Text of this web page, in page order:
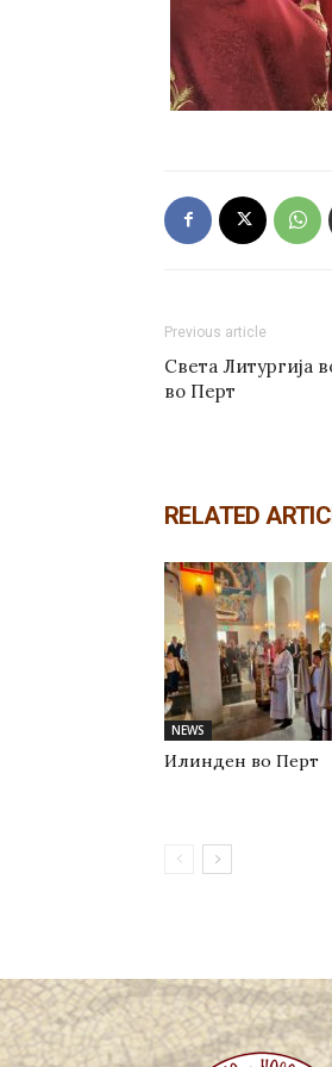
Previous article
Света Литургија
во Перт
RELATED
NEWS
Илинден во Перт